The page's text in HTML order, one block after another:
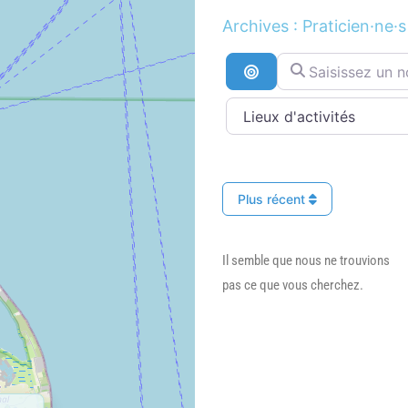
Archives : Praticien·ne·s
Recherche par
Saisissez un nom ...
Plus récent
Il semble que nous ne trouvions
pas ce que vous cherchez.